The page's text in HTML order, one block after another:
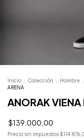
Inicio Colección Hombre
ARENA
ANORAK VIENA
$139.000,00
Precio sin impuestos